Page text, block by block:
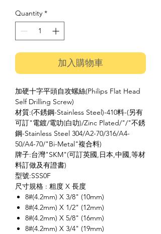
Quantity *
加入購物車
加硬十字平頭自攻螺絲(Philips Flat Head
Self Drilling Screw)
材質:(不銹鋼-Stainless Steel)-410料-(另有
可訂"電鍍/電叻(白叻)/Zinc Plated/"/"不銹
鋼-Stainless Steel 304/A2-70/316/A4-
50/A4-70/"Bi-Metal"複合料)
牌子:台灣"SKM"(可訂英國,日本,中國,等材
料訂做及有證書)
型號:SSS0F
尺寸規格 : 粗度 X 長度
8#(4.2mm) X 3/8" (10mm)
8#(4.2mm) X 1/2" (12mm)
8#(4.2mm) X 5/8" (16mm)
8#(4.2mm) X 3/4" (19mm)